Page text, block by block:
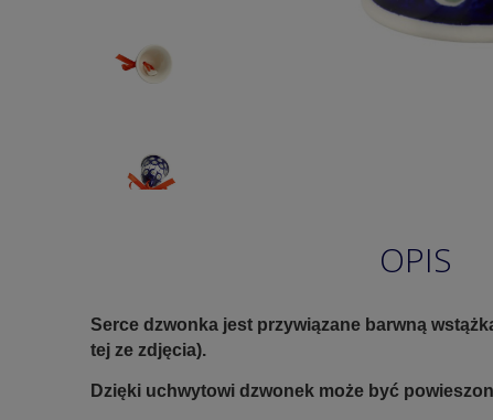
OPIS
Serce dzwonka jest przywiązane barwną
tej ze zdjęcia).
Dzięki uchwytowi dzwonek może być